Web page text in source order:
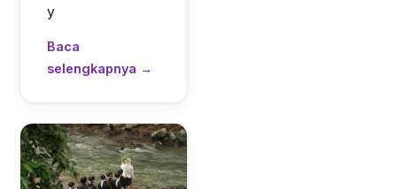
y
Baca
selengkapnya →